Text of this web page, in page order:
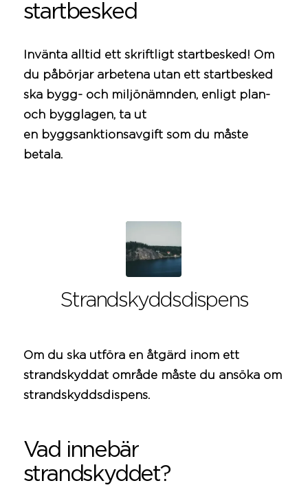
startbesked
Invänta alltid ett skriftligt startbesked! Om
du påbörjar arbetena utan ett startbesked
ska bygg- och miljönämnden, enligt plan-
och bygglagen, ta ut
en byggsanktionsavgift som du måste
betala.
Strandskyddsdispens
Om du ska utföra en åtgärd inom ett
strandskyddat område måste du ansöka om
strandskyddsdispens.
Vad innebär
strandskyddet?